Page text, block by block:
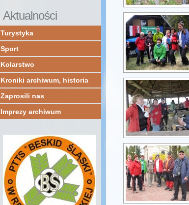
Aktualności
Turystyka
Sport
Kolarstwo
Kroniki archiwum, historia
Zaprosili nas
Imprezy archiwum